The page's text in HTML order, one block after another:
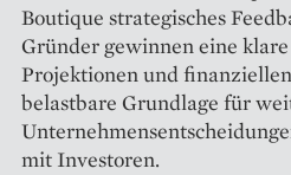
Boutique strategisches
Gründer gewinnen eine
Projektionen und
belastbare Grundlage für
mit Investoren.